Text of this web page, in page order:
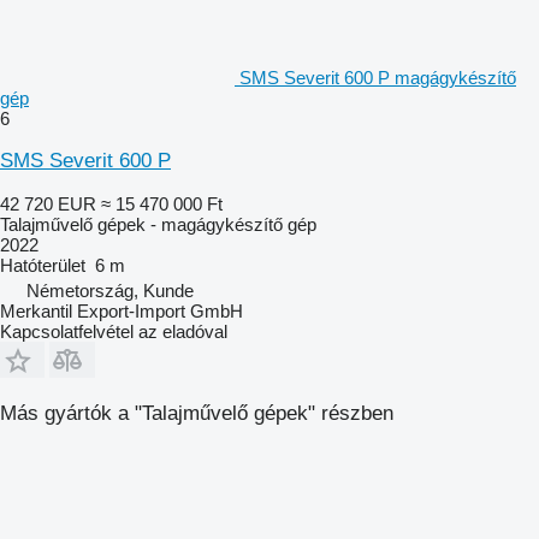
SMS Severit 600 P magágykészítő
gép
6
SMS Severit 600 P
42 720 EUR ≈ 15 470 000 Ft
Talajművelő gépek - magágykészítő gép
2022
Hatóterület 6 m
Németország, Kunde
Merkantil Export-Import GmbH
Kapcsolatfelvétel az eladóval
Más gyártók a "Talajművelő gépek" részben